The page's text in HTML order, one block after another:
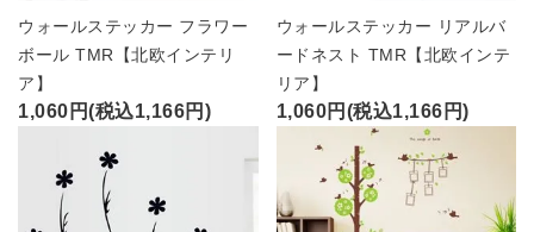
ウォールステッカー フラワー
ボール TMR【北欧インテリ
ア】
1,060円(税込1,166円)
ウォールステッカー リアルバ
ードネスト TMR【北欧インテ
リア】
1,060円(税込1,166円)